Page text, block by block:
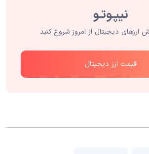
ارزهای دیجیتال از امروز شروع کنید
قیمت ارز دیجیتال